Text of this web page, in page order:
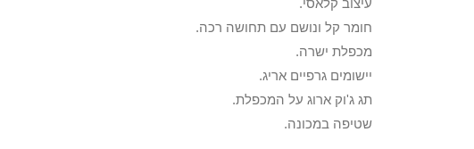
עיצוב קלאסי.
חומר קל ונושם עם תחושה רכה.
מכפלת ישרה.
יישומים גרפיים אריג.
תג ג'וק ארוג על המכפלת.
שטיפה במכונה.